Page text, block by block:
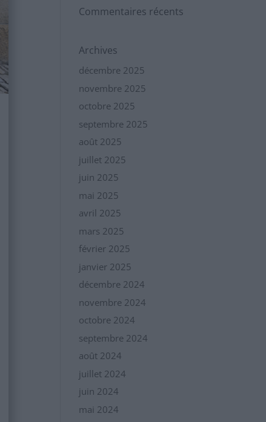
Commentaires récents
Archives
décembre 2025
novembre 2025
octobre 2025
septembre 2025
août 2025
juillet 2025
juin 2025
mai 2025
avril 2025
mars 2025
février 2025
janvier 2025
décembre 2024
novembre 2024
octobre 2024
septembre 2024
août 2024
juillet 2024
juin 2024
mai 2024